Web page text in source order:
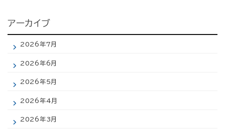
アーカイブ
2026年7月
2026年6月
2026年5月
2026年4月
2026年3月